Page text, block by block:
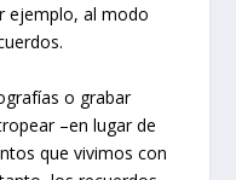
ejemplo, al modo
o grabar
–en lugar de
que vivimos con